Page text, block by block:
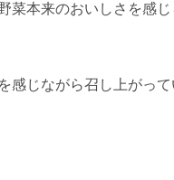
菜本来のおいしさを感
感じながら召し上がっ